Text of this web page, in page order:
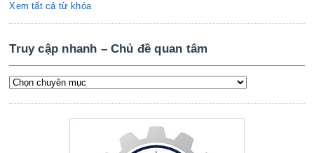
Xem tất cả từ khóa
Truy cập nhanh – Chủ đề quan tâm